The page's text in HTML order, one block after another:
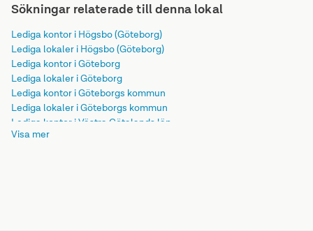
Sökningar relaterade till denna lokal
Lediga kontor i Högsbo (Göteborg)
Lediga lokaler i Högsbo (Göteborg)
Lediga kontor i Göteborg
Lediga lokaler i Göteborg
Lediga kontor i Göteborgs kommun
Lediga lokaler i Göteborgs kommun
Lediga kontor i Västra Götalands län
Lediga lokaler i Västra Götalands län
Visa mer